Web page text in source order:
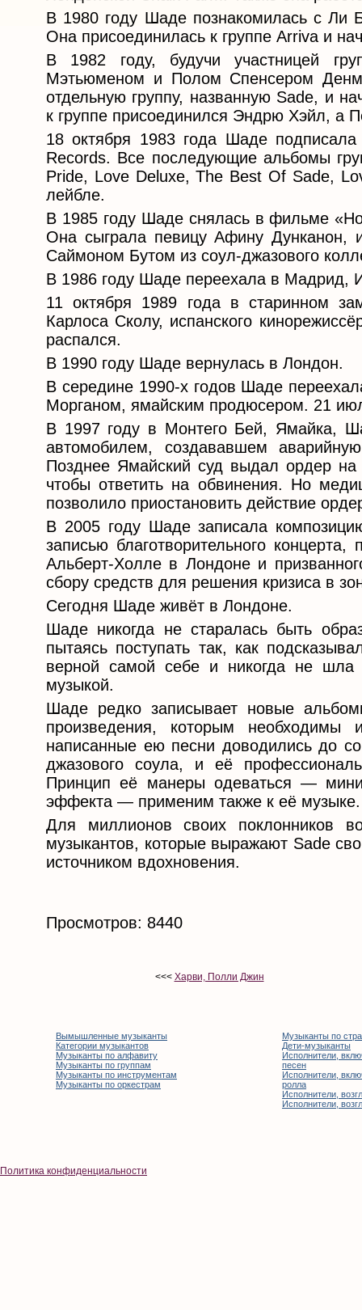
В 1980 году Шаде познакомилась с Ли
Она присоединилась к группе Arriva и
В 1982 году, будучи участницей
Мэтьюменом и Полом Спенсером
отдельную группу, названную Sade, и
к группе присоединился Эндрю Хэйл, а
18 октября 1983 года Шаде
Records. Все последующие альбомы
Pride, Love Deluxe, The Best Of Sade,
лейбле.
В 1985 году Шаде снялась в фильме
Она сыграла певицу Афину Дунканон,
Саймоном Бутом из соул-джазового
В 1986 году Шаде переехала в Мадрид,
11 октября 1989 года в старинном
Карлоса Сколу, испанского
распался.
В 1990 году Шаде вернулась в Лондон.
В середине 1990-х годов Шаде
Морганом, ямайским продюсером. 21
В 1997 году в Монтего Бей, Ямайка,
автомобилем, создававшем
Позднее Ямайский суд выдал ордер
чтобы ответить на обвинения. Но
позволило приостановить действие
В 2005 году Шаде записала
записью благотворительного
Альберт-Холле в Лондоне и
сбору средств для решения кризиса в
Сегодня Шаде живёт в Лондоне.
Шаде никогда не старалась быть
пытаясь поступать так, как
верной самой себе и никогда не
музыкой.
Шаде редко записывает новые
произведения, которым
написанные ею песни доводились до
джазового соула, и её
Принцип её манеры одеваться —
эффекта — применим также к её музыке.
Для миллионов своих поклонников
музыкантов, которые выражают Sade
источником вдохновения.
Просмотров: 8440
<<< Харви, Полли Джин
Вымышленные музыканты
Категории музыкантов
Музыканты по алфавиту
Музыканты по группам
Музыканты по инструментам
Музыканты по оркестрам
Музыканты по
Дети-музыканты
Исполнители,
песен
Исполнители,
ролла
Исполнители,
Исполнители,
Политика конфиденциальности